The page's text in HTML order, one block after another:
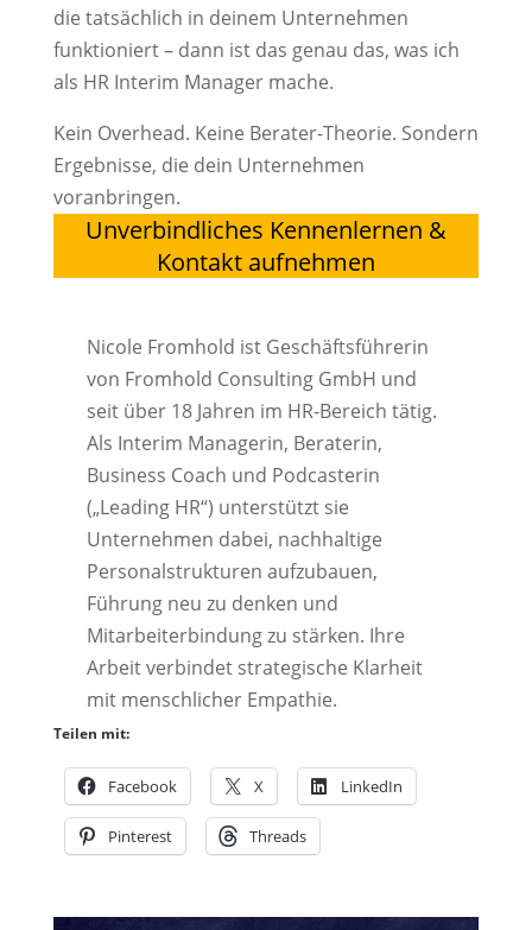
die tatsächlich in deinem Unternehmen
funktioniert – dann ist das genau das, was ich
als HR Interim Manager mache.
Kein Overhead. Keine Berater-Theorie. Sondern
Ergebnisse, die dein Unternehmen
voranbringen.
Unverbindliches Kennenlernen &
Kontakt aufnehmen
Nicole Fromhold ist Geschäftsführerin
von Fromhold Consulting GmbH und
seit über 18 Jahren im HR-Bereich tätig.
Als Interim Managerin, Beraterin,
Business Coach und Podcasterin
(„Leading HR“) unterstützt sie
Unternehmen dabei, nachhaltige
Personalstrukturen aufzubauen,
Führung neu zu denken und
Mitarbeiterbindung zu stärken. Ihre
Arbeit verbindet strategische Klarheit
mit menschlicher Empathie.
Teilen mit:
Facebook X LinkedIn
Pinterest Threads